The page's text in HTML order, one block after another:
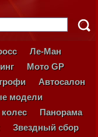
Ле-Ман
Мото GP
Автосалон
модели
колес
Панорама
Звездный сбор